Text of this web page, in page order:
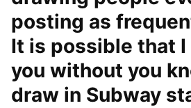
posting as
It is possible that
you without you
draw in Subway